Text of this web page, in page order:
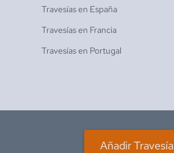
Travesías en España
Travesías en Francia
Travesías en Portugal
Añadir Travesía